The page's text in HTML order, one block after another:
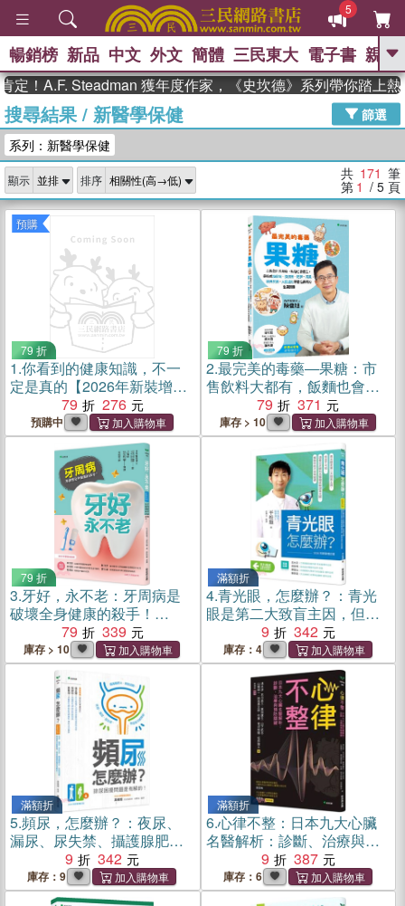
5
GO
熱搜： 高希均教授回憶錄
、 The Odyssey 、 父親節 、 如果歷
獎 臺灣漫遊錄 、 方念華 、 台灣的李
登輝時代
數學女孩：黎曼猜想 、
偉大的迷走神經
暢銷榜 新品 中文 外文 簡體 三民東大 電子書 親子
Steadman 獲年度作家，《史坎德》系列帶你踏上熱血奇幻
搜尋結果/ 新醫學保健
篩選
系列：新醫學保健
顯示 排序 共 171 筆
第 1 / 5 頁
預購
79 折
1.你看到的健康知識，不一
定是真的【2026年新裝增訂
版】：流傳已久、網路社群
言之鑿鑿的健康知識大診
斷！
79 276
預購中
79 折
2.最完美的毒藥―果糖：市
售飲料大都有，飯麵也會產
生，是造成糖尿病、脂肪
肝、肥胖、痛風、精神疾
病、大腦退化等慢性疾病的
重要因素
79 371
庫存 > 10
79 折
3.牙好，永不老：牙周病是
破壞全身健康的殺手！
【2026新裝修訂版】
79 339
庫存 > 10
滿額折
4.青光眼，怎麼辦？：青光
眼是第二大致盲主因，但並
不可怕，請看日本眼科名醫
徹底解說青光眼，解除你的
不安和疑慮【2026年新裝增
9 342
庫存：4
滿額折
5.頻尿，怎麼辦？：夜尿、
漏尿、尿失禁、攝護腺肥
大、膀胱過動、骨盆底功能
障礙…排尿困擾問題是有解
的！【2026新裝增訂版】
9 342
庫存：9
滿額折
6.心律不整：日本九大心臟
名醫解析：診斷、治療與預
9 387
庫存：6